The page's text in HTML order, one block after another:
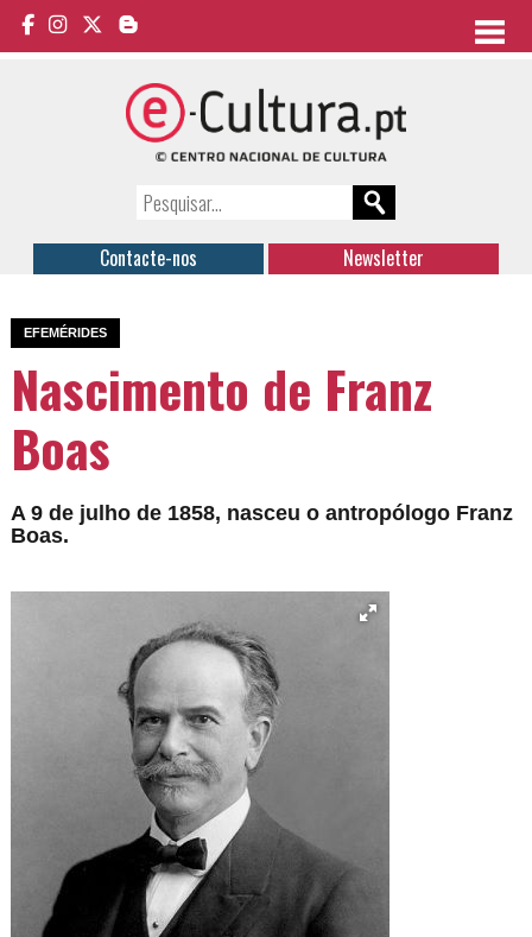
Contacte-nos Newsletter
EFEMÉRIDES
Nascimento de Franz
Boas
A 9 de julho de 1858, nasceu o antropólogo Franz
Boas.